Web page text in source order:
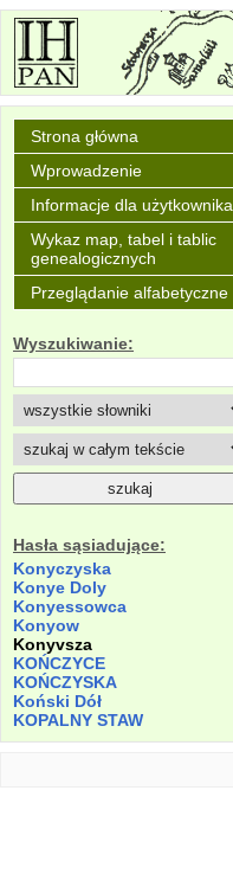
Strona główna
Wprowadzenie
Informacje dla użytkownika
Wykaz map, tabel i tablic
genealogicznych
Przeglądanie alfabetyczne
Wyszukiwanie:
Hasła sąsiadujące:
Konyczyska
Konye Doly
Konyessowca
Konyow
Konyvsza
KOŃCZYCE
KOŃCZYSKA
Koński Dół
KOPALNY STAW